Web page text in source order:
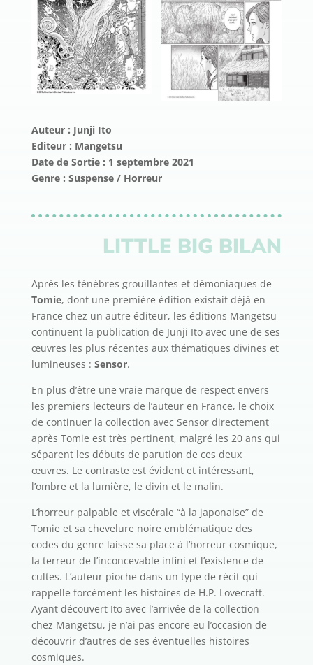
Auteur : Junji Ito
Editeur : Mangetsu
Date de Sortie : 1 septembre 2021
Genre : Suspense / Horreur
LITTLE BIG BILAN
Après les ténèbres grouillantes et démoniaques de
Tomie, dont une première édition existait déjà en
France chez un autre éditeur, les éditions Mangetsu
continuent la publication de Junji Ito avec une de ses
œuvres les plus récentes aux thématiques divines et
lumineuses : Sensor.
En plus d’être une vraie marque de respect envers
les premiers lecteurs de l’auteur en France, le choix
de continuer la collection avec Sensor directement
après Tomie est très pertinent, malgré les 20 ans qui
séparent les débuts de parution de ces deux
œuvres. Le contraste est évident et intéressant,
l’ombre et la lumière, le divin et le malin.
L’horreur palpable et viscérale “à la japonaise” de
Tomie et sa chevelure noire emblématique des
codes du genre laisse sa place à l’horreur cosmique,
la terreur de l’inconcevable infini et l’existence de
cultes. L’auteur pioche dans un type de récit qui
rappelle forcément les histoires de H.P. Lovecraft.
Ayant découvert Ito avec l’arrivée de la collection
chez Mangetsu, je n’ai pas encore eu l’occasion de
découvrir d’autres de ses éventuelles histoires
cosmiques.